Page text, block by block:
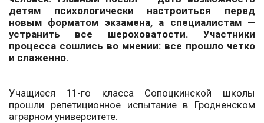
детям психологически настроиться перед
новым форматом экзамена, а специалистам —
устранить все шероховатости. Участники
процесса сошлись во мнении: все прошло четко
и слаженно.
Учащиеся 11-го класса Сопоцкинской школы
прошли репетиционное испытание в Гродненском
аграрном университете.